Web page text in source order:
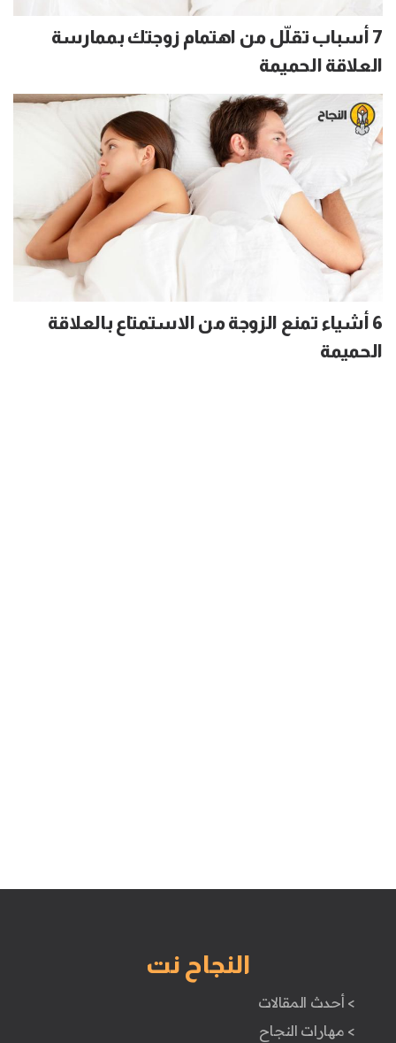
7 أسباب تقلّل من اهتمام زوجتك بممارسة
العلاقة الحميمة
6 أشياء تمنع الزوجة من الاستمتاع بالعلاقة
الحميمة
النجاح نت
> أحدث المقالات
> مهارات النجاح